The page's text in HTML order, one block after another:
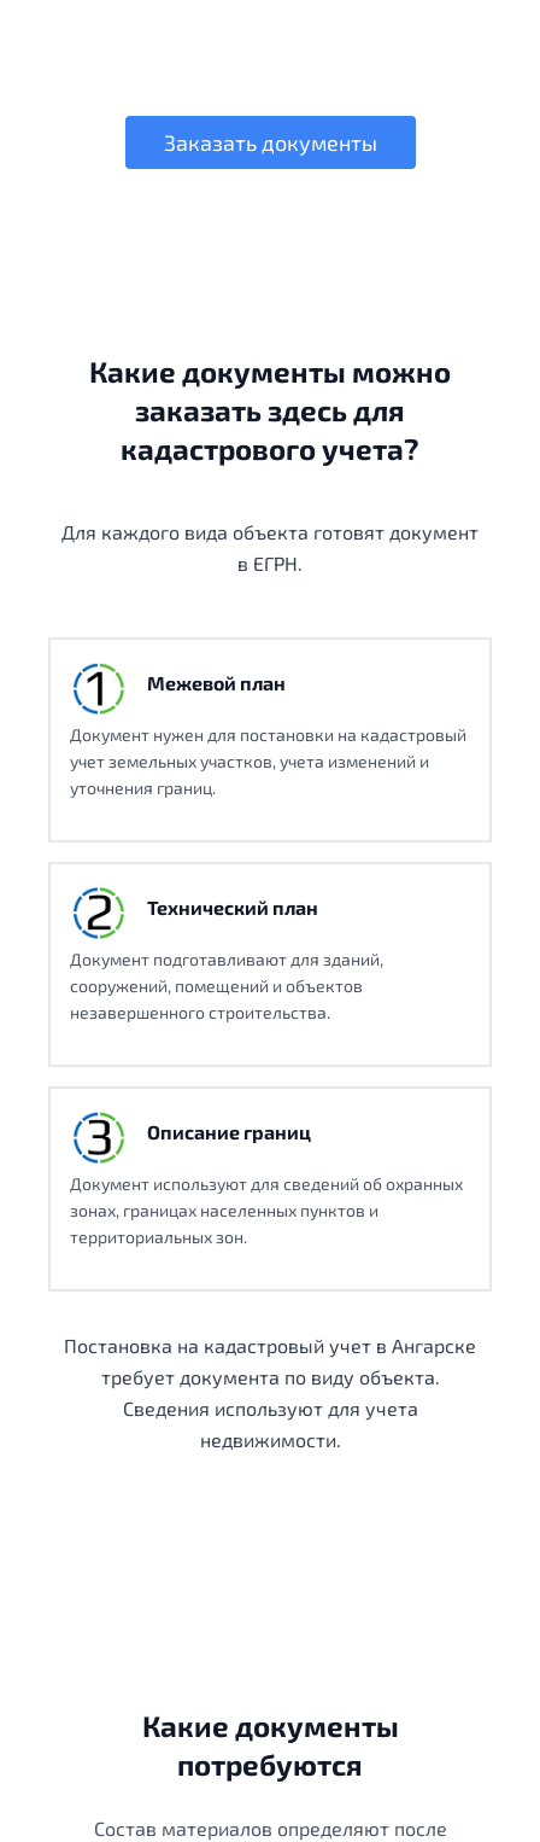
Заказать документы
Какие документы можно
заказать здесь для
кадастрового учета?
Для каждого вида объекта готовят документ
в ЕГРН.
Межевой план
Документ нужен для постановки на кадастровый
учет земельных участков, учета изменений и
уточнения границ.
Технический план
Документ подготавливают для зданий,
сооружений, помещений и объектов
незавершенного строительства.
Описание границ
Документ используют для сведений об охранных
зонах, границах населенных пунктов и
территориальных зон.
Постановка на кадастровый учет в Ангарске
требует документа по виду объекта.
Сведения используют для учета
недвижимости.
Какие документы
потребуются
Состав материалов определяют после